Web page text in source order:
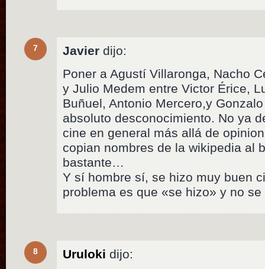
7 Javier dijo:
Poner a Agustí Villaronga, Nacho
y Julio Medem entre Victor Érice,
Buñuel, Antonio Mercero,y
absoluto desconocimiento. No ya
cine en general más allá de
copian nombres de la wikipedia al
bastante…
Y sí hombre sí, se hizo muy buen
problema es que «se hizo» y no se
8 Uruloki dijo: